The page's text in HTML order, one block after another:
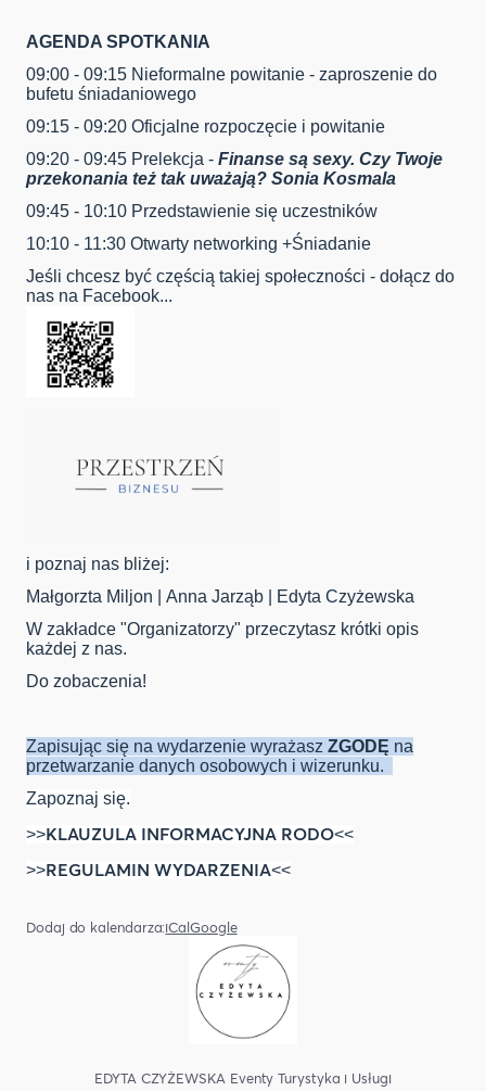
AGENDA SPOTKANIA
09:00 - 09:15 Nieformalne powitanie - zaproszenie do
bufetu śniadaniowego
09:15 - 09:20 Oficjalne rozpoczęcie i powitanie
09:20 - 09:45 Prelekcja - Finanse są sexy. Czy Twoje
przekonania też tak uważają? Sonia Kosmala
09:45 - 10:10 Przedstawienie się uczestników
10:10 - 11:30 Otwarty networking +Śniadanie
Jeśli chcesz być częścią takiej społeczności - dołącz do
nas na Facebook...
i poznaj nas bliżej:
Małgorzta Miljon | Anna Jarząb | Edyta Czyżewska
W zakładce "Organizatorzy" przeczytasz krótki opis
każdej z nas.
Do zobaczenia!
Zapisując się na wydarzenie wyrażasz ZGODĘ na
przetwarzanie danych osobowych i wizerunku.
Zapoznaj się.
>>KLAUZULA INFORMACYJNA RODO<<
>>REGULAMIN WYDARZENIA<<
Dodaj do kalendarza:iCalGoogle
EDYTA CZYŻEWSKA Eventy Turystyka i Usługi